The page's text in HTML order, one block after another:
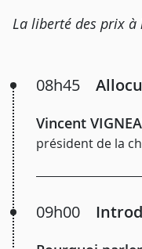
La liberté des prix à
08h45
Vincent
président de la
09h00